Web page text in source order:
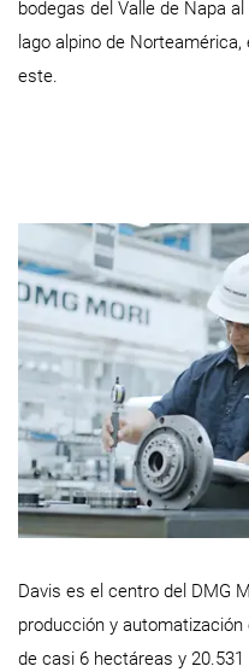
bodegas del Valle de Napa
lago alpino de
este.
Davis es el centro del DMG
producción y
de casi 6 hectáreas y